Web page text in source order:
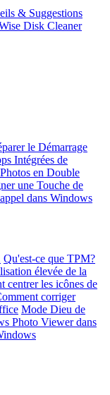
& Suggestions
Disk Cleaner
le Démarrage
Intégrées de
en Double
une Touche de
dans Windows
Qu'est-ce que TPM?
élevée de la
centrer les icônes de
corriger
Mode Dieu de
Photo Viewer dans